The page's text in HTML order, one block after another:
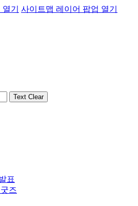
사이트맵 레이어 팝업 열기
Text Clear
표
즈